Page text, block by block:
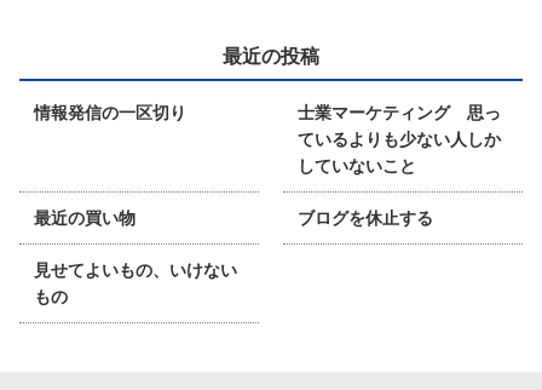
最近の投稿
情報発信の一区切り
士業マーケティング 思っ
ているよりも少ない人しか
していないこと
最近の買い物 ブログを休止する
見せてよいもの、いけない
もの